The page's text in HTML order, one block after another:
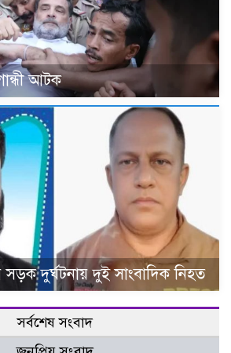
আটক
সড়ক দুর্ঘটনায় দুই সাংবাদিক নিহত
সর্বশেষ সংবাদ